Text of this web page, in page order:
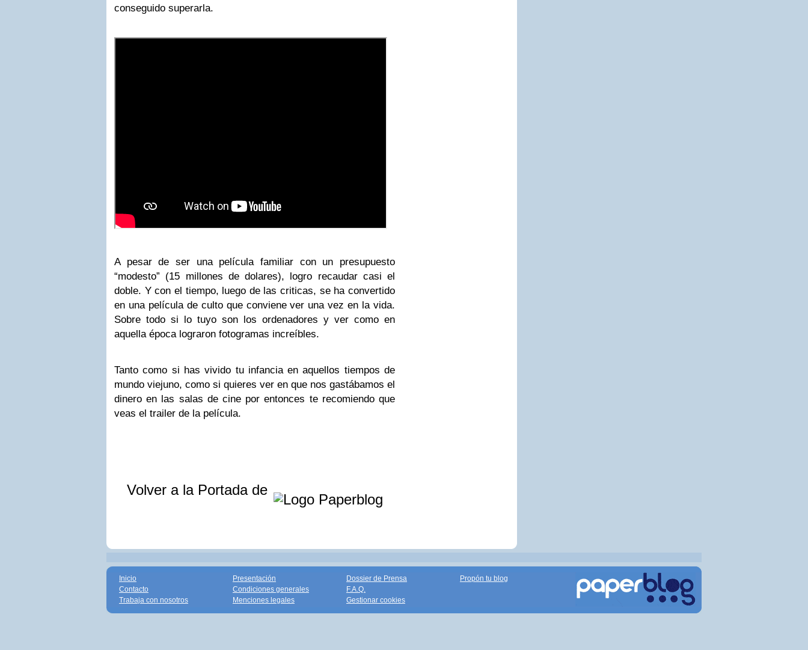
conseguido superarla.
A pesar de ser una película familiar con un presupuesto
“modesto” (15 millones de dolares), logro recaudar casi el
doble. Y con el tiempo, luego de las criticas, se ha convertido
en una película de culto que conviene ver una vez en la vida.
Sobre todo si lo tuyo son los ordenadores y ver como en
aquella época lograron fotogramas increíbles.
Tanto como si has vivido tu infancia en aquellos tiempos de
mundo viejuno, como si quieres ver en que nos gastábamos el
dinero en las salas de cine por entonces te recomiendo que
veas el trailer de la película.
Volver a la Portada de
Inicio
Contacto
Trabaja con nosotros
Presentación
Condiciones generales
Menciones legales
Dossier de Prensa
F.A.Q.
Gestionar cookies
Propón tu blog